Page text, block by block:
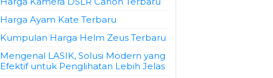
Harga Ayam Kate Terbaru
Kumpulan Harga Helm Zeus Terbaru
Mengenal LASIK, Solusi Modern yang
Efektif untuk Penglihatan Lebih Jelas